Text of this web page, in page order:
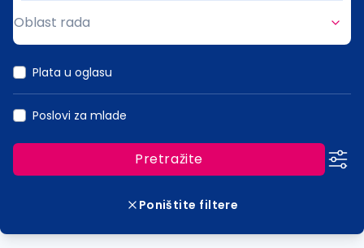
Oblast rada
Plata u oglasu
Poslovi za mlade
Pretražite
Poništite filtere